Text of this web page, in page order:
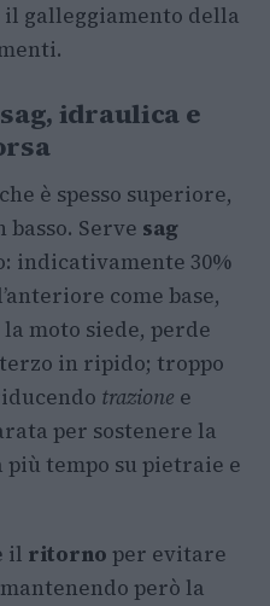
galleggiamento della
idraulica e
è spesso superiore,
Serve sag
indicativamente 30%
come base,
moto siede, perde
in ripido; troppo
trazione e
per sostenere la
più tempo su pietraie e
il ritorno per evitare
però la